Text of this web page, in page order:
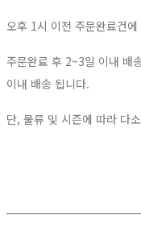
오후 1시 이전 주문완료건
주문완료 후 2~3일 이내 배
이내 배송 됩니다.
단, 물류 및 시즌에 따라 다